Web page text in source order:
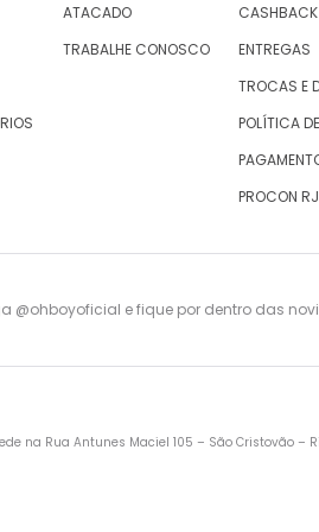
ATACADO
TRABALHE CONOSCO
CASHBACK
ENTREGAS
TROCAS E
POLÍTICA
PROCON RJ
@ohboyoficial e fique por dentro das
sede na Rua Antunes Maciel 105 – São